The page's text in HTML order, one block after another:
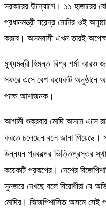
সরকারের উদ্যোগে। ১১ হাজারের
প্রধানমন্ত্রী নরেন্দ্র মোদির ওই
করবে। অসমবাসী এখন তারই
মুখ্যমন্ত্রী হিমন্ত বিশ্ব শর্মা আরও
সফরে এসে বেশ কয়েকটি অনুষ্ঠানে
পক্ষে আশাজনক।
আগামী শুক্রবার মোদি অসমে এসে
করতে চলেছেন বলে জানা গিয়েছে।
উন্নয়ন প্রকল্পের ভিত্তিপ্রস্তর
কয়েকটি প্রকল্পের। দেশের
সুনজরে দেখছে বলে বিরোধীরা যে
মোদির। বিজেপিশাসিত অসমে সেই